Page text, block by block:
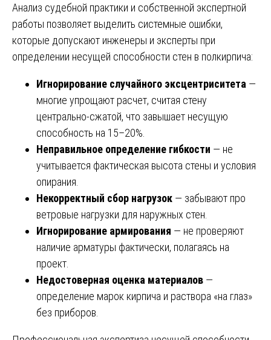
Анализ судебной практики и собственной экспертной
работы позволяет выделить системные ошибки,
которые допускают инженеры и эксперты при
определении несущей способности стен в полкирпича:
Игнорирование случайного эксцентриситета —
многие упрощают расчет, считая стену
центрально-сжатой, что завышает несущую
способность на 15–20%.
Неправильное определение гибкости — не
учитывается фактическая высота стены и условия
опирания.
Некорректный сбор нагрузок — забывают про
ветровые нагрузки для наружных стен.
Игнорирование армирования — не проверяют
наличие арматуры фактически, полагаясь на
проект.
Недостоверная оценка материалов —
определение марок кирпича и раствора «на глаз»
без приборов.